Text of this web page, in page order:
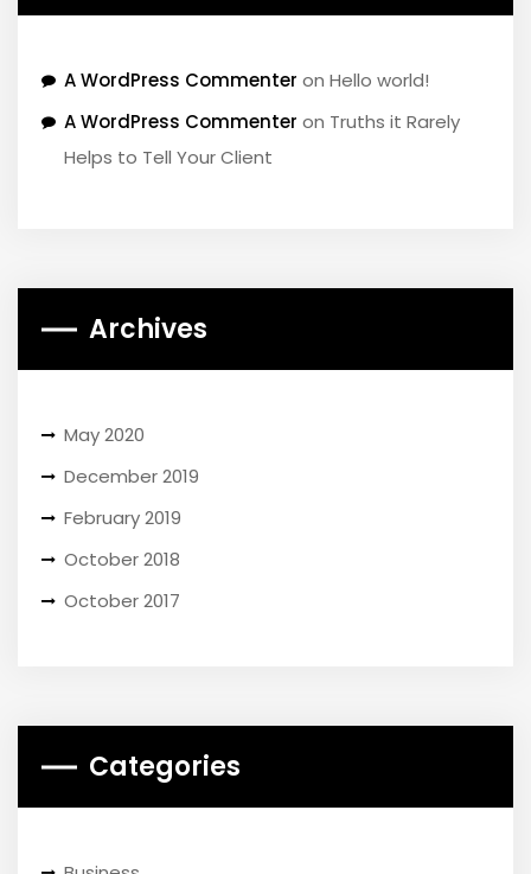
A WordPress Commenter on Hello world!
A WordPress Commenter on Truths it Rarely
Helps to Tell Your Client
Archives
May 2020
December 2019
February 2019
October 2018
October 2017
Categories